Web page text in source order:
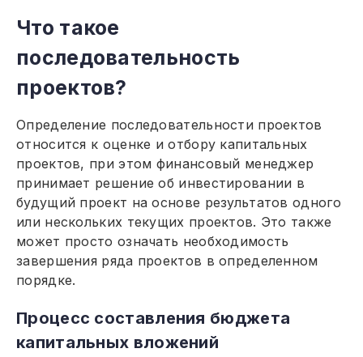
Что такое
последовательность
проектов?
Определение последовательности проектов
относится к оценке и отбору капитальных
проектов, при этом финансовый менеджер
принимает решение об инвестировании в
будущий проект на основе результатов одного
или нескольких текущих проектов. Это также
может просто означать необходимость
завершения ряда проектов в определенном
порядке.
Процесс составления бюджета
капитальных вложений